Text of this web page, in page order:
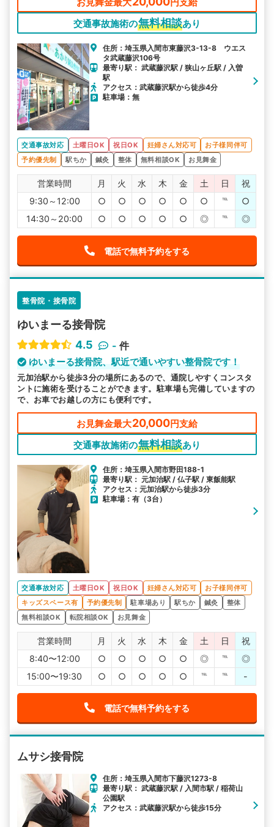
交通事故施術の無料相談あり
住所：埼玉県入間市東藤沢3-13-8 ウエス
タ武蔵藤沢106号
最寄り駅： 武蔵藤沢駅 / 狭山ヶ丘駅 / 入曽
駅
アクセス：武蔵藤沢駅から徒歩4分
駐車場：無
交通事故対応 土曜日OK 祝日OK 妊婦さん対応可
お子様同伴可
予約優先制
駅ちか 鍼灸 整体 無料相談OK お見舞金
営業時間 月 火 水 木 金 土 日
祝
9:30～12:00
○ ○ ○ ○ ○ ○ ℡
○
14:30～20:00
○ ○ ○ ○ ○ ◎ ℡ ◎
電話で無料予約をする
整骨院・接骨院
ゆいまーる接骨院
4.5
- 件
ゆいまーる接骨院、駅近で通いやすい整骨院です！
元加治駅から徒歩3分の場所にあるので、通院しやすくコンスタ
ントに施術を受けることができます。駐車場も完備していますの
で、お車でお越しの方にも便利です。
お見舞金最大20,000円支給
交通事故施術の無料相談あり
住所：埼玉県入間市野田188-1
最寄り駅： 元加治駅 / 仏子駅 / 東飯能駅
アクセス：元加治駅から徒歩3分
駐車場：有（3台）
交通事故対応 土曜日OK 祝日OK 妊婦さん対応可
お子様同伴可
キッズスペース有
予約優先制 駐車場あり 駅ちか 鍼灸
整体
無料相談OK
転院相談OK お見舞金
営業時間 月 火 水 木 金 土 日
祝
8:40〜12:00
○ ○ ○ ○ ○ ◎ ℡
◎
15:00〜19:30
○ ○ ○ ○ ○ ℡ ℡ -
電話で無料予約をする
ムサシ接骨院
住所：埼玉県入間市下藤沢1273-8
最寄り駅： 武蔵藤沢駅 / 入間市駅 / 稲荷山
公園駅
アクセス：武蔵藤沢駅から徒歩15分